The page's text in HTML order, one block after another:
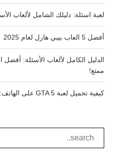
لعبة اسئلة: دليلك الشامل لألعاب
أفضل 5 العاب بيبي هازل لعام 2025
الدليل الكامل لألعاب الأسئلة:
ممتع!
كيفية تحميل لعبة GTA 5 على الهاتف: الدليل الكامل للمبتدئين